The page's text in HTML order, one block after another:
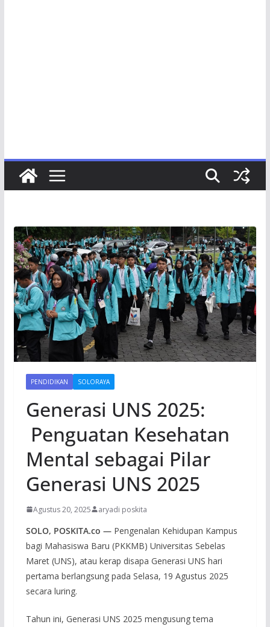
PENDIDIKAN SOLORAYA
Generasi UNS 2025:
Penguatan Kesehatan
Mental sebagai Pilar
Generasi UNS 2025
Agustus 20, 2025 aryadi poskita
SOLO, POSKITA.co — Pengenalan Kehidupan Kampus
bagi Mahasiswa Baru (PKKMB) Universitas Sebelas
Maret (UNS), atau kerap disapa Generasi UNS hari
pertama berlangsung pada Selasa, 19 Agustus 2025
secara luring.
Tahun ini, Generasi UNS 2025 mengusung tema